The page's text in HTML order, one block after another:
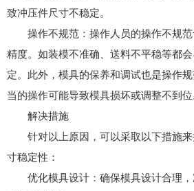
致冲压件尺寸不稳定。
操作不规范：操作人员的操作不规
精度。如装模不准确、送料不平稳等都
定。此外，模具的保养和调试也是操作
当的操作可能导致模具损坏或调整不到位
解决措施
针对以上原因，可以采取以下措施
寸稳定性：
优化模具设计：确保模具设计合理